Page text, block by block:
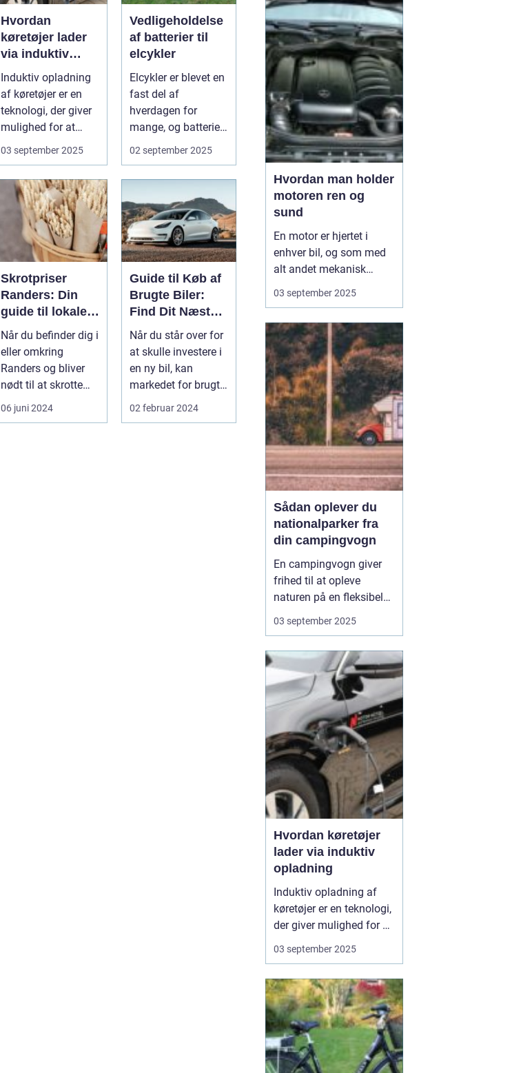
Hvordan
køretøjer lader
via induktiv
opladning
Induktiv opladning
af køretøjer er en
teknologi, der giver
mulighed for at
oplade uden...
03 september 2025
Vedligeholdelse
af batterier til
elcykler
Elcykler er blevet en
fast del af
hverdagen for
mange, og batteriet
er selve hjertet i
cyklen. Et go...
02 september 2025
Skrotpriser
Randers: Din
guide til lokale
muligheder
Når du befinder dig i
eller omkring
Randers og bliver
nødt til at skrotte
din bil, gammelt jern
elle...
06 juni 2024
Guide til Køb af
Brugte Biler:
Find Dit Næste
Køretøj
Når du står over for
at skulle investere i
en ny bil, kan
markedet for brugte
biler v&ae...
02 februar 2024
venskaber, konflikter og
store livsbeslutninger.
Nogle af de mest
ikoniske film i historien
har netop brugt
landevejen som scen...
Hvordan man holder
motoren ren og
sund
En motor er hjertet i
enhver bil, og som med
alt andet mekanisk
udstyr kræver den
omsorg for at fungere
holdes ren og sund,
forlænger du ikke kun
dens levetid, men du
sikrer også en mere
effektiv kø...
03 september 2025
Sådan oplever du
nationalparker fra
din campingvogn
En campingvogn giver
frihed til at opleve
naturen på en fleksibel
og komfortabel måde.
Når du besøger
campingvognen, kan du
både have dit eget lille
hjem med og samtidig
være tæt på ...
03 september 2025
Hvordan køretøjer
lader via induktiv
opladning
Induktiv opladning af
køretøjer er en teknologi,
der giver mulighed for at
oplade uden kabler og
stik. I stedet sker
gennem
elektromagnetiske felter
mellem en sender i
jorden og en modtager i
bilen. Det...
03 september 2025